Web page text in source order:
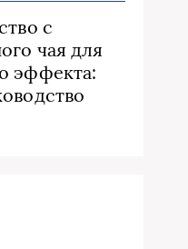
с
чая для
эффекта: